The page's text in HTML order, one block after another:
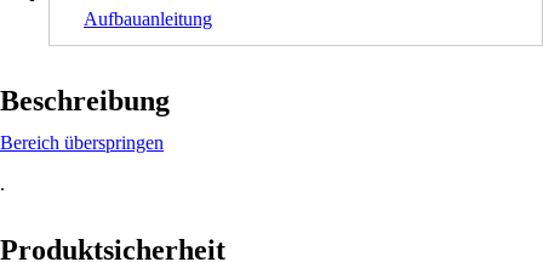
Aufbauanleitung
Beschreibung
Bereich überspringen
.
Produktsicherheit